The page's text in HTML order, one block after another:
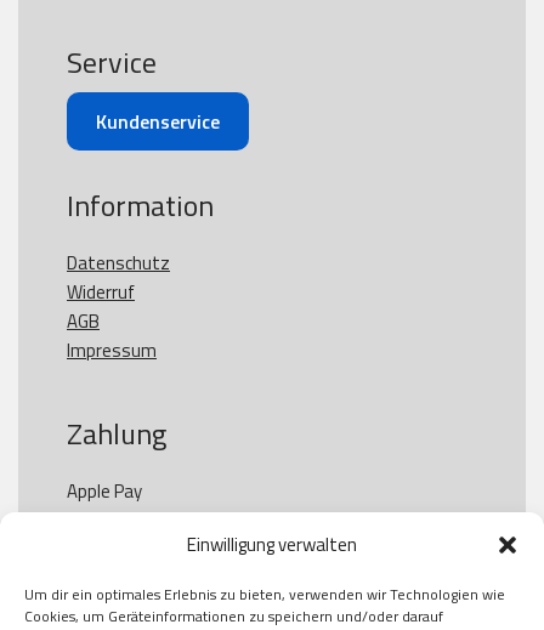
Einwilligung verwalten
Um dir ein optimales Erlebnis zu bieten, verwenden wir Technologien wie
Cookies, um Geräteinformationen zu speichern und/oder darauf
Service
Kundenservice
Information
Datenschutz
Widerruf
AGB
Impressum
Zahlung
Apple Pay
Paypal
Kauf auf Rechung